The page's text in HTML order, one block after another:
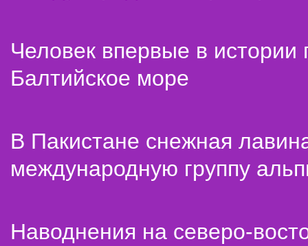
Человек впервые в истории
Балтийское море
В Пакистане снежная
международную группу
Наводнения на северо-